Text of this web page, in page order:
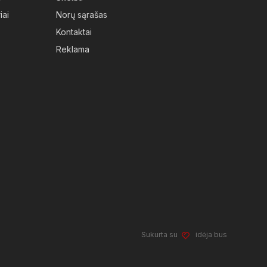
Norų sąrašas
Kontaktai
Reklama
Sukurta su idėja bus